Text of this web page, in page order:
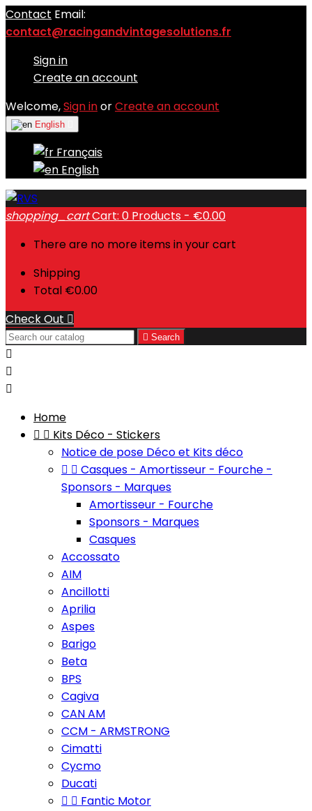
Contact Email:
contact@racingandvintagesolutions.fr
Sign in
Create an account
Welcome,Sign inorCreate an account
English
Français
English
shopping_cartCart: 0 Products - €0.00
There are no more items in your cart
Shipping
Total €0.00
Check Out 
 Search



Home
  Kits Déco - Stickers
Notice de pose Déco et Kits déco
  Casques - Amortisseur - Fourche -
Sponsors - Marques
Amortisseur - Fourche
Sponsors - Marques
Casques
Accossato
AIM
Ancillotti
Aprilia
Aspes
Barigo
Beta
BPS
Cagiva
CAN AM
CCM - ARMSTRONG
Cimatti
Cycmo
Ducati
  Fantic Motor